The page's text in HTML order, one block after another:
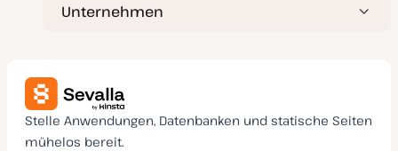
Unternehmen
Stelle Anwendungen, Datenbanken und statische Seiten
mühelos bereit.